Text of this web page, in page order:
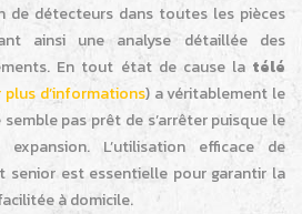
de détecteurs dans toutes les pièces
ainsi une analyse détaillée des
En tout état de cause la télé
d’informations) a véritablement le
pas prêt de s’arrêter puisque le
L’utilisation efficace de
senior est essentielle pour garantir la
à domicile.